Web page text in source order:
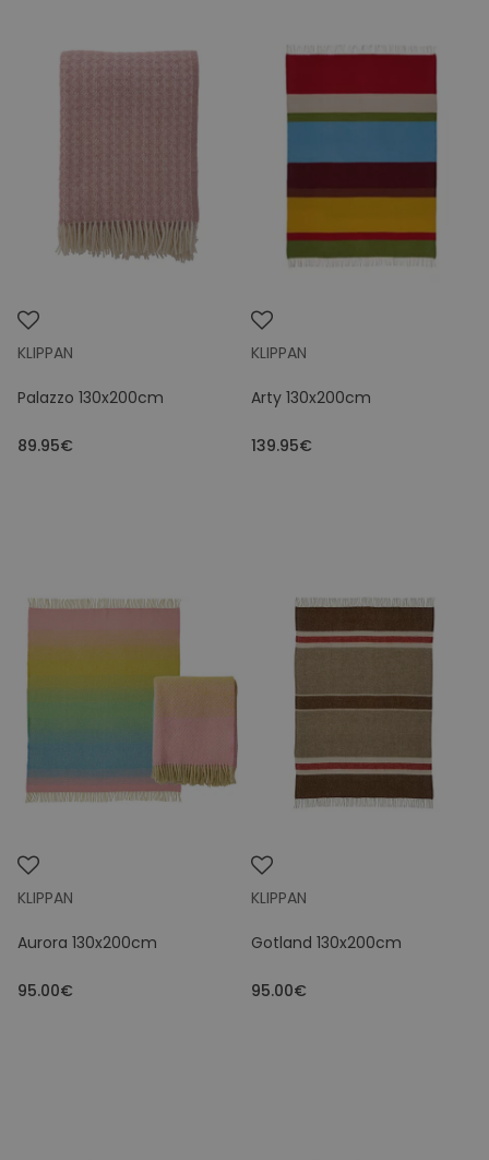
KLIPPAN
Palazzo 130x200cm
89.95€
KLIPPAN
Arty 130x200cm
139.95€
KLIPPAN
Aurora 130x200cm
95.00€
KLIPPAN
Gotland 130x200cm
95.00€